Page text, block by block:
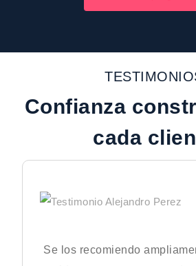
Confianza
cada
Se los recomiendo